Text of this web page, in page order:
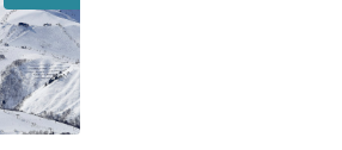
JAPAN
NATIONAL
TOURISM
ORGANIZATION